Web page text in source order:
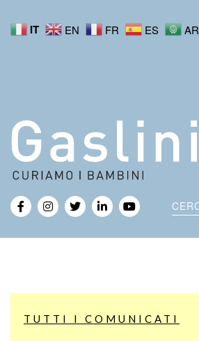
IT EN FR ES AR
Cerca
TUTTI I COMUNICATI